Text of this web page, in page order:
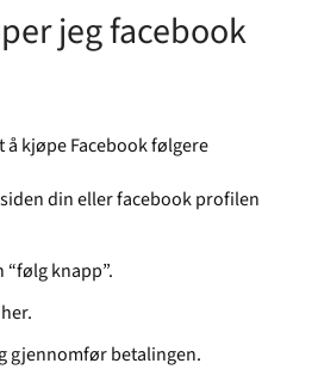
jeg facebook
kjøpe Facebook følgere
din eller facebook profilen
knapp”.
gjennomfør betalingen.